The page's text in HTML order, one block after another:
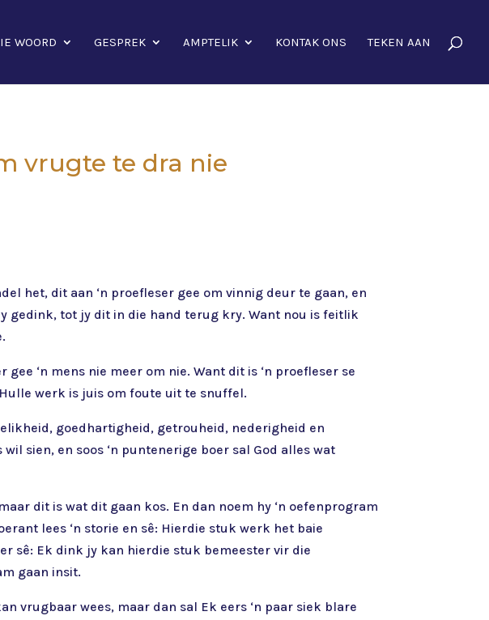
WOORD GESPREK AMPTELIK KONTAK ONS TEKEN AAN
vrugte te dra nie
het, dit aan ‘n proefleser gee om vinnig deur te gaan, en
gedink, tot jy dit in die hand terug kry. Want nou is feitlik
‘n mens nie meer om nie. Want dit is ‘n proefleser se
werk is juis om foute uit te snuffel.
goedhartigheid, getrouheid, nederigheid en
sien, en soos ‘n puntenerige boer sal God alles wat
dit is wat dit gaan kos. En dan noem hy ‘n oefenprogram
lees ‘n storie en sê: Hierdie stuk werk het baie
sê: Ek dink jy kan hierdie stuk bemeester vir die
gaan insit.
vrugbaar wees, maar dan sal Ek eers ‘n paar siek blare